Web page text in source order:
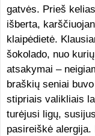
gatvės. Prieš
išberta,
klaipėdietė.
šokolado, nuo
atsakymai –
braškių seniai
stipriais valikliais
turėjusi ligų,
pasireiškė